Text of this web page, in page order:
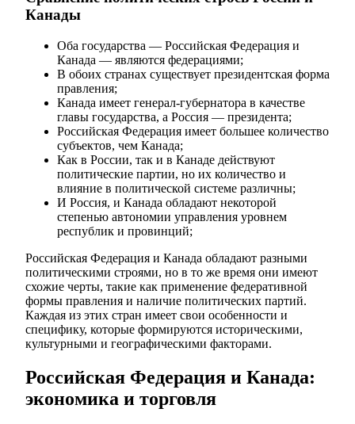
Канады
Оба государства — Российская Федерация и
Канада — являются федерациями;
В обоих странах существует президентская форма
правления;
Канада имеет генерал-губернатора в качестве
главы государства, а Россия — президента;
Российская Федерация имеет большее количество
субъектов, чем Канада;
Как в России, так и в Канаде действуют
политические партии, но их количество и
влияние в политической системе различны;
И Россия, и Канада обладают некоторой
степенью автономии управления уровнем
республик и провинций;
Российская Федерация и Канада обладают разными
политическими строями, но в то же время они имеют
схожие черты, такие как применение федеративной
формы правления и наличие политических партий.
Каждая из этих стран имеет свои особенности и
специфику, которые формируются историческими,
культурными и географическими факторами.
Российская Федерация и Канада:
экономика и торговля